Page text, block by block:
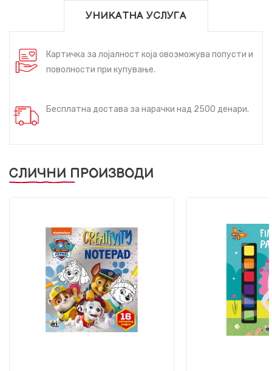
УНИКАТНА УСЛУГА
Картичка за лојалност која овозможува попусти и
поволности при купување.
Бесплатна достава за нарачки над 2500 денари.
СЛИЧНИ ПРОИЗВОДИ